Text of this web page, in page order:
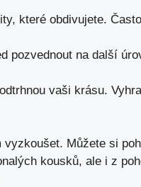
které obdivujete.
pozvednout na další
vaši krásu.
Můžete si
kousků, ale i z